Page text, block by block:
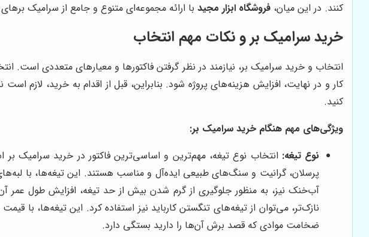
کنند. در این میان، فروشگاه ابزار مجیدبا ارائه مجموعه‌ای متنوع و جامع از سرامیک
خرید سرامیک بر و نکات مهم انتخاب
انتخاب و خرید سرامیک بر، نیازمند در نظر گرفتن فاکتورها و معیارهای متعددی است.
کار و در نهایت، افزایش هزینه‌های پروژه شود. بنابراین، قبل از اقدام به خرید، لازم
کنید.
ویژگی‌های مهم هنگام خرید سرامیک بر:
نوع تیغه: انتخاب نوع تیغه، مهم‌ترین و اساسی‌ترین فاکتور در خرید
پرسلان، گرانیت و سنگ‌های طبیعی ایده‌آل و مناسب هستند. این تیغه‌ها، با
آب‌خنک نیز، به منظور جلوگیری از گرم شدن بیش از حد تیغه، افزایش طول عمر
نازک‌تر، می‌توان از تیغه‌های تنگستن کارباید نیز استفاده کرد. این تیغه‌ها،
ضخامت موادی که قصد برش آن‌ها را دارید بستگی دارد.